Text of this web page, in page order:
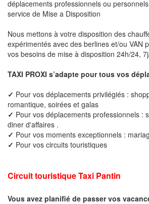
déplacements professionnels ou
service de Mise a Disposition
Nous mettons à votre disposition des
expérimentés avec des berlines et/ou VAN
vos besoins de mise à disposition 24h/24,
TAXI PROXI s’adapte pour tous vos
✓ Pour vos déplacements privilégiés :
romantique, soirées et galas
✓ Pour vos déplacements professionnels :
diner d'affaires .
✓ Pour vos moments exceptionnels :
✓ Pour vos circuits touristiques
Circuit touristique Taxi Pantin
Vous avez planifié de passer vos